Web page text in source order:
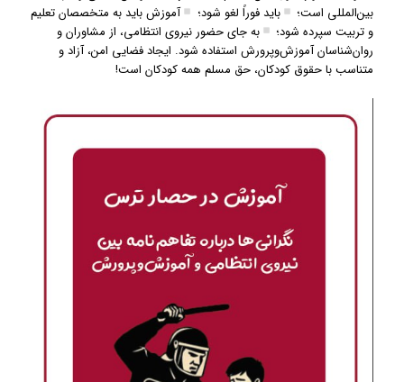
بین‌المللی است؛
باید فوراً لغو شود؛
آموزش باید به متخصصان تعلیم
و تربیت سپرده شود؛
به جای حضور نیروی انتظامی، از مشاوران و
روان‌شناسان آموزش‌و‌پرورش استفاده شود. ایجاد فضایی امن، آزاد و
متناسب با حقوق کودکان، حق مسلم همه کودکان است!